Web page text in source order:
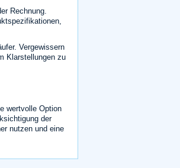
Rechnung.
Vergewissern
Klarstellungen zu
wertvolle Option
der
nutzen und eine